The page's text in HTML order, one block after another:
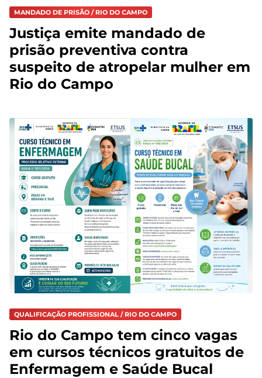
MANDADO DE PRISÃO / RIO DO CAMPO
Justiça emite mandado de
prisão preventiva contra
suspeito de atropelar mulher em
Rio do Campo
QUALIFICAÇÃO PROFISSIONAL / RIO DO CAMPO
Rio do Campo tem cinco vagas
em cursos técnicos gratuitos de
Enfermagem e Saúde Bucal